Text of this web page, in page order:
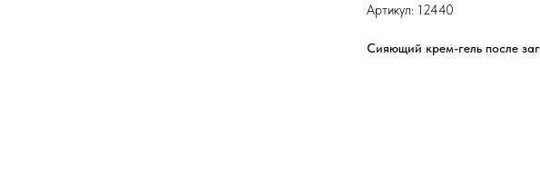
Артикул: 12440
Сияющий крем-гель после